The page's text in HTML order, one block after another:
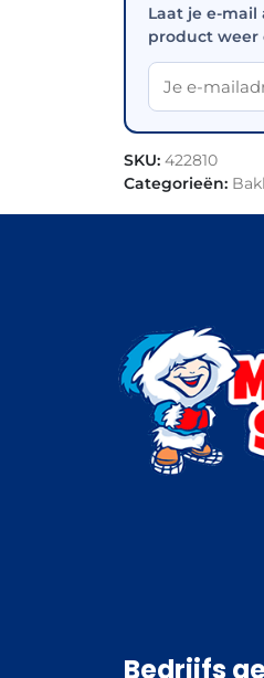
Laat je e-
product weer
SKU: 422810
Categorieën:
Bedrijfs